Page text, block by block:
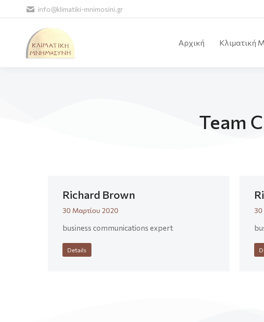
info@klimatiki-mnimosini.gr
Αρχική Κλιματική
Team
Richard Brown
30 Μαρτίου 2020
business communications expert
Details
30